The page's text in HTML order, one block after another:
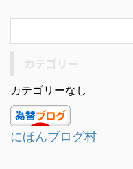
カテゴリーなし
にほんブログ村